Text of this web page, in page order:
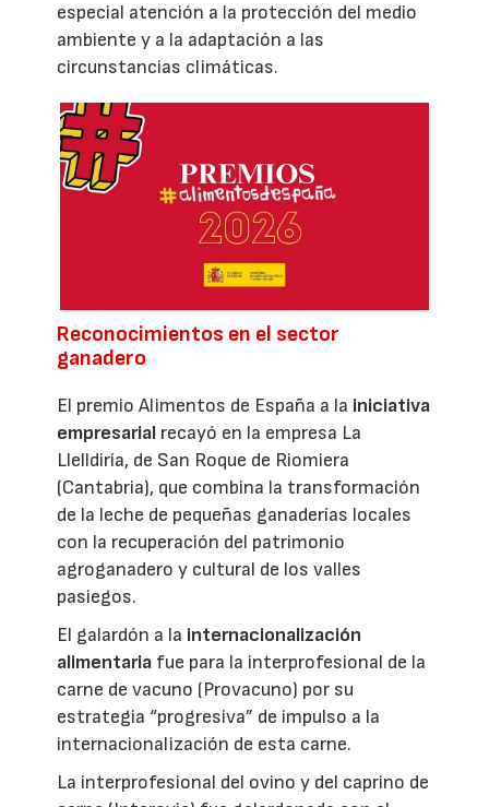
especial atención a la protección del medio
ambiente y a la adaptación a las
circunstancias climáticas.
Reconocimientos en el sector
ganadero
El premio Alimentos de España a la iniciativa
empresarial recayó en la empresa La
Llelldiría, de San Roque de Riomiera
(Cantabria), que combina la transformación
de la leche de pequeñas ganaderías locales
con la recuperación del patrimonio
agroganadero y cultural de los valles
pasiegos.
El galardón a la internacionalización
alimentaria fue para la interprofesional de la
carne de vacuno (Provacuno) por su
estrategia “progresiva” de impulso a la
internacionalización de esta carne.
La interprofesional del ovino y del caprino de